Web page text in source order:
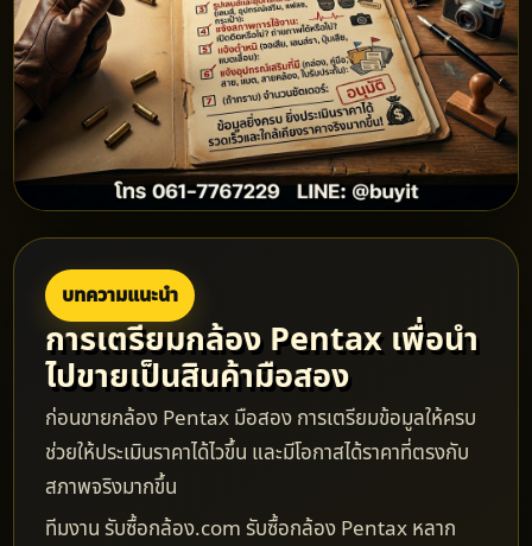
บทความแนะนำ
การเตรียมกล้อง Pentax เพื่อนำ
ไปขายเป็นสินค้ามือสอง
ก่อนขายกล้อง Pentax มือสอง การเตรียมข้อมูลให้ครบ
ช่วยให้ประเมินราคาได้ไวขึ้น และมีโอกาสได้ราคาที่ตรงกับ
สภาพจริงมากขึ้น
ทีมงาน รับซื้อกล้อง.com รับซื้อกล้อง Pentax หลาก